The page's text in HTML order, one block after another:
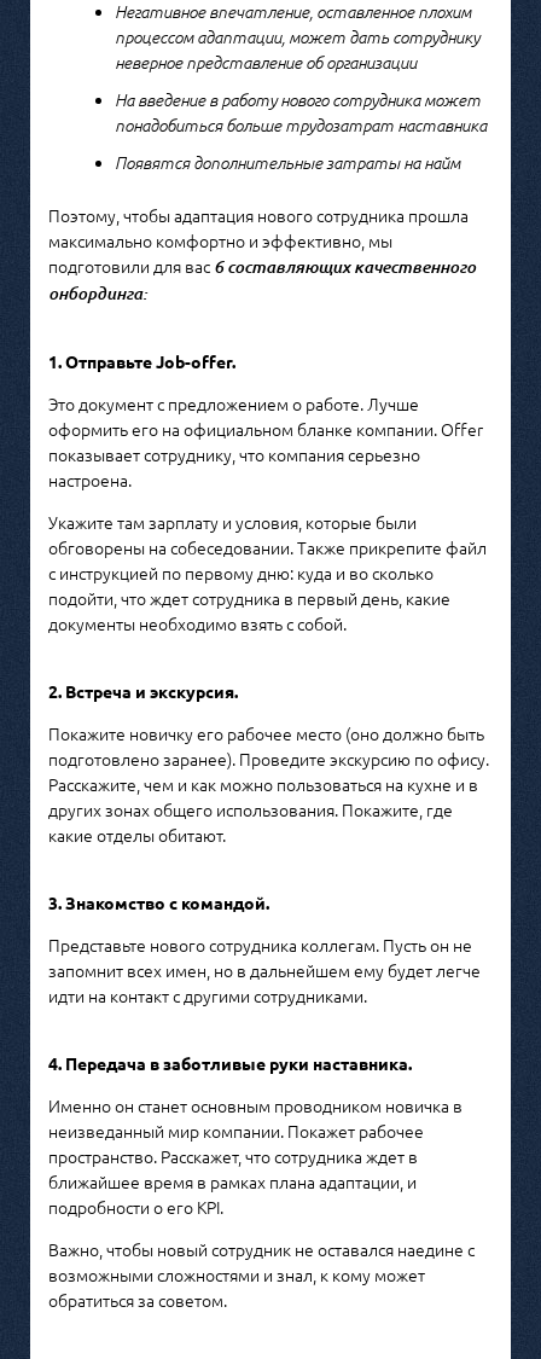
Негативное впечатление, оставленное плохим
процессом адаптации, может дать сотруднику
неверное представление об организации
На введение в работу нового сотрудника может
понадобиться больше трудозатрат наставника
Появятся дополнительные затраты на найм
Поэтому, чтобы адаптация нового сотрудника прошла
максимально комфортно и эффективно, мы
подготовили для вас 6 составляющих качественного
онбординга:
1. Отправьте Job-offer.
Это документ с предложением о работе. Лучше
оформить его на официальном бланке компании. Offer
показывает сотруднику, что компания серьезно
настроена.
Укажите там зарплату и условия, которые были
обговорены на собеседовании. Также прикрепите файл
с инструкцией по первому дню: куда и во сколько
подойти, что ждет сотрудника в первый день, какие
документы необходимо взять с собой.
2. Встреча и экскурсия.
Покажите новичку его рабочее место (оно должно быть
подготовлено заранее). Проведите экскурсию по офису.
Расскажите, чем и как можно пользоваться на кухне и в
других зонах общего использования. Покажите, где
какие отделы обитают.
3. Знакомство с командой.
Представьте нового сотрудника коллегам. Пусть он не
запомнит всех имен, но в дальнейшем ему будет легче
идти на контакт с другими сотрудниками.
4. Передача в заботливые руки наставника.
Именно он станет основным проводником новичка в
неизведанный мир компании. Покажет рабочее
пространство. Расскажет, что сотрудника ждет в
ближайшее время в рамках плана адаптации, и
подробности о его KPI.
Важно, чтобы новый сотрудник не оставался наедине с
возможными сложностями и знал, к кому может
обратиться за советом.